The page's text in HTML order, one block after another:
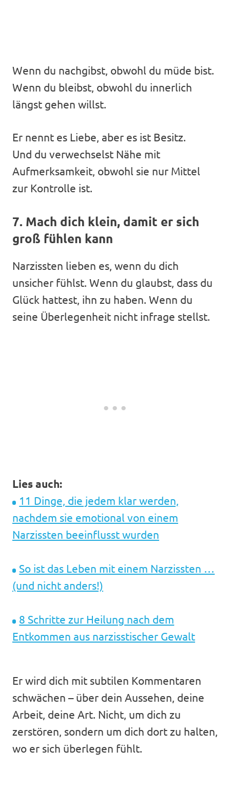
Wenn du nachgibst, obwohl du müde bist.
Wenn du bleibst, obwohl du innerlich
längst gehen willst.
Er nennt es Liebe, aber es ist Besitz.
Und du verwechselst Nähe mit
Aufmerksamkeit, obwohl sie nur Mittel
zur Kontrolle ist.
7. Mach dich klein, damit er sich
groß fühlen kann
Narzissten lieben es, wenn du dich
unsicher fühlst. Wenn du glaubst, dass du
Glück hattest, ihn zu haben. Wenn du
seine Überlegenheit nicht infrage stellst.
Lies auch:
11 Dinge, die jedem klar werden,
nachdem sie emotional von einem
Narzissten beeinflusst wurden
So ist das Leben mit einem Narzissten …
(und nicht anders!)
8 Schritte zur Heilung nach dem
Entkommen aus narzisstischer Gewalt
Er wird dich mit subtilen Kommentaren
schwächen – über dein Aussehen, deine
Arbeit, deine Art. Nicht, um dich zu
zerstören, sondern um dich dort zu halten,
wo er sich überlegen fühlt.